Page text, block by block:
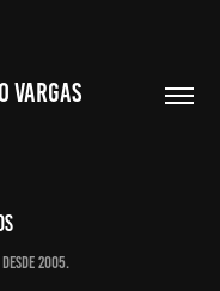
VARGAS
2005.